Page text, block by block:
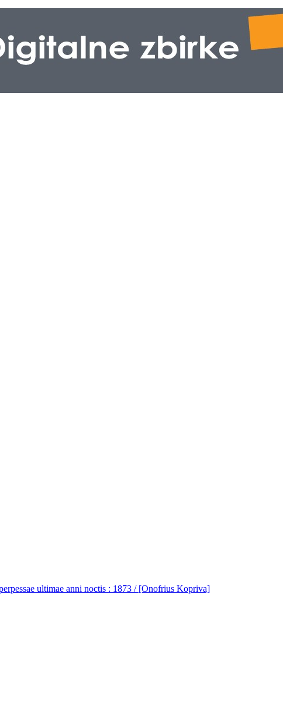
ultimae anni noctis : 1873 / [Onofrius Kopriva]